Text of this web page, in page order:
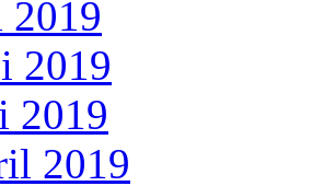
2019
2019
2019
2019